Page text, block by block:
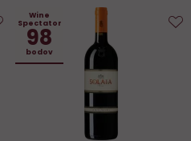
obľúbených
Wine
Spectator
98
bodov